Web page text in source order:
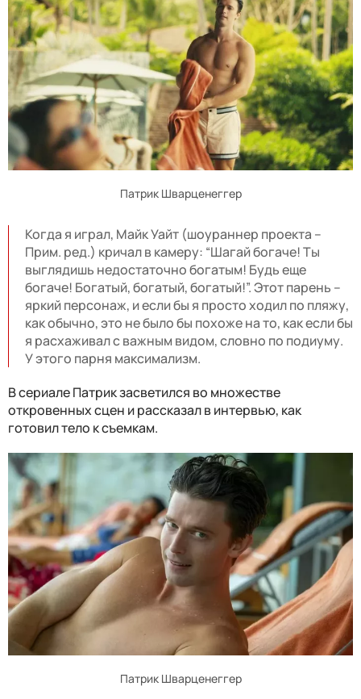
Патрик Шварценеггер
Когда я играл, Майк Уайт (шоураннер проекта –
Прим. ред.) кричал в камеру: “Шагай богаче! Ты
выглядишь недостаточно богатым! Будь еще
богаче! Богатый, богатый, богатый!”. Этот парень –
яркий персонаж, и если бы я просто ходил по пляжу,
как обычно, это не было бы похоже на то, как если бы
я расхаживал с важным видом, словно по подиуму.
У этого парня максимализм.
В сериале Патрик засветился во множестве
откровенных сцен и рассказал в интервью, как
готовил тело к съемкам.
Патрик Шварценеггер